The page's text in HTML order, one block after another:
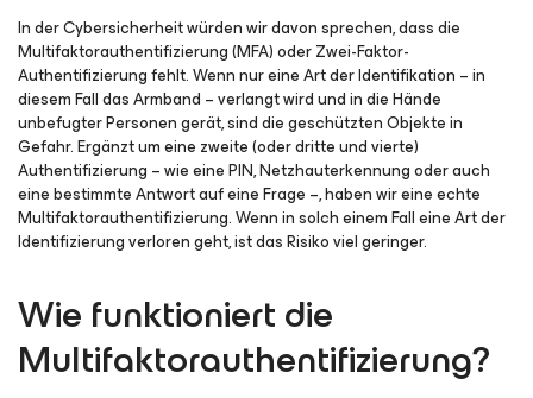
In der Cybersicherheit würden wir davon sprechen, dass die
Multifaktorauthentifizierung (MFA) oder Zwei-Faktor-
Authentifizierung fehlt. Wenn nur eine Art der Identifikation – in
diesem Fall das Armband – verlangt wird und in die Hände
unbefugter Personen gerät, sind die geschützten Objekte in
Gefahr. Ergänzt um eine zweite (oder dritte und vierte)
Authentifizierung – wie eine PIN, Netzhauterkennung oder auch
eine bestimmte Antwort auf eine Frage –, haben wir eine echte
Multifaktorauthentifizierung. Wenn in solch einem Fall eine Art der
Identifizierung verloren geht, ist das Risiko viel geringer.
Wie funktioniert die
Multifaktorauthentifizierung?